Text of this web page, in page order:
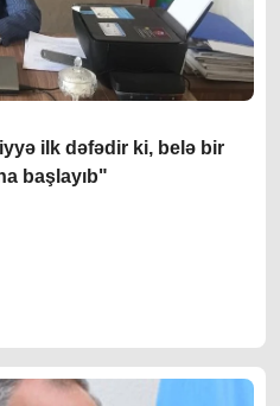
ilk dəfədir ki, belə bir
başlayıb"